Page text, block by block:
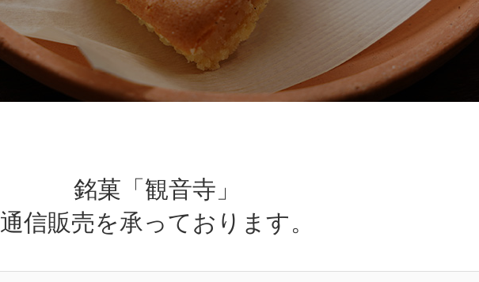
銘菓「観音寺」
通信販売を承っております。